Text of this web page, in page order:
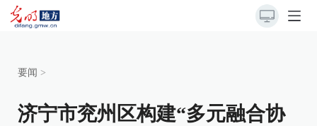
要闻 >
济宁市兖州区构建“多元融合协